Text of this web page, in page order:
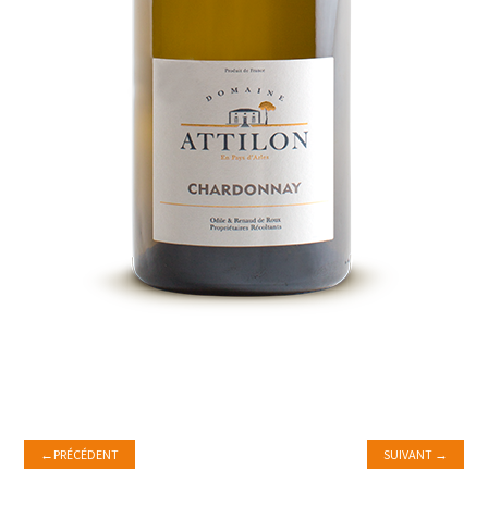
← PRÉCÉDENT SUIVANT →